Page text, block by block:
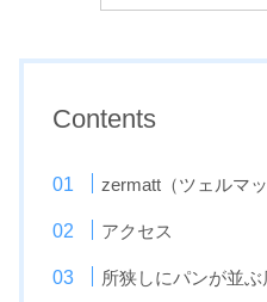
Contents
zermatt（ツェルマ
アクセス
所狭しにパンが並ぶ